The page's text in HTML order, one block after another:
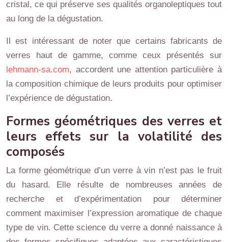
cristal, ce qui préserve ses qualités organoleptiques tout
au long de la dégustation.
Il est intéressant de noter que certains fabricants de
verres haut de gamme, comme ceux présentés sur
lehmann-sa.com, accordent une attention particulière à
la composition chimique de leurs produits pour optimiser
l’expérience de dégustation.
Formes géométriques des verres et
leurs effets sur la volatilité des
composés
La forme géométrique d’un verre à vin n’est pas le fruit
du hasard. Elle résulte de nombreuses années de
recherche et d’expérimentation pour déterminer
comment maximiser l’expression aromatique de chaque
type de vin. Cette science du verre a donné naissance à